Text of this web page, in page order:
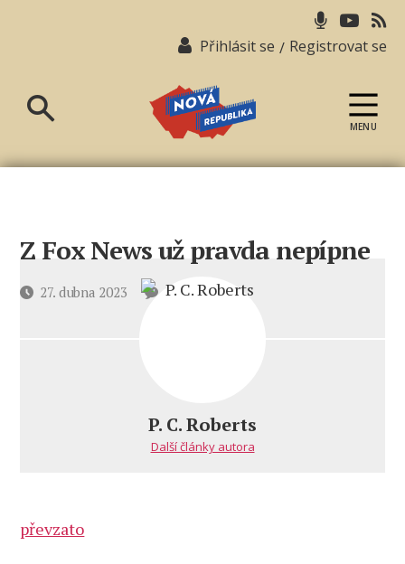
Přihlásit se / Registrovat se
republika
MENU
Z Fox News už pravda nepípne
Datum27. dubna 2023 2 komentářeu
už
pravda
P. C. Roberts
Další články autora
převzato